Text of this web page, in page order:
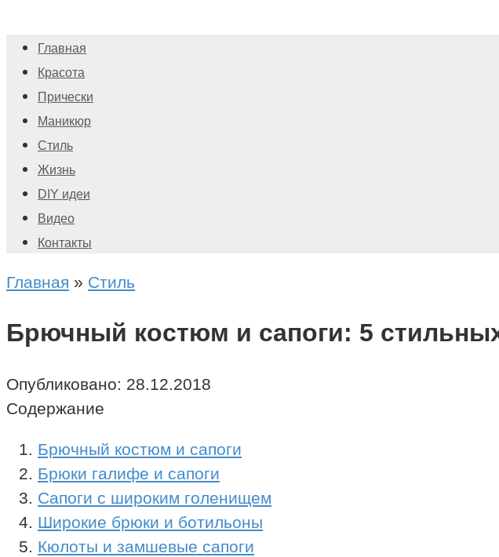
Главная
Красота
Прически
Маникюр
Стиль
Жизнь
DIY идеи
Видео
Контакты
Главная » Стиль
Брючный костюм и сапоги: 5
Опубликовано: 28.12.2018
Содержание
Брючный костюм и сапоги
Брюки галифе и сапоги
Сапоги с широким голенищем
Широкие брюки и ботильоны
Кюлоты и замшевые сапоги